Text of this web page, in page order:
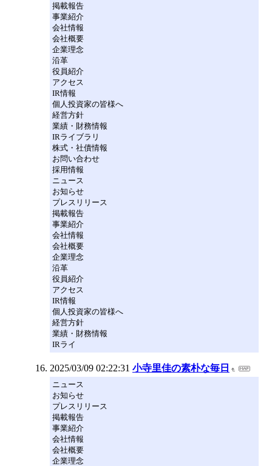
掲載報告
事業紹介
会社情報
会社概要
企業理念
沿革
役員紹介
アクセス
IR情報
個人投資家の皆様へ
経営方針
業績・財務情報
IRライブラリ
株式・社債情報
お問い合わせ
採用情報
ニュース
お知らせ
プレスリリース
掲載報告
事業紹介
会社情報
会社概要
企業理念
沿革
役員紹介
アクセス
IR情報
個人投資家の皆様へ
経営方針
業績・財務情報
IRライ
2025/03/09 02:22:31 小寺里佳の素朴な毎日
ニュース
お知らせ
プレスリリース
掲載報告
事業紹介
会社情報
会社概要
企業理念